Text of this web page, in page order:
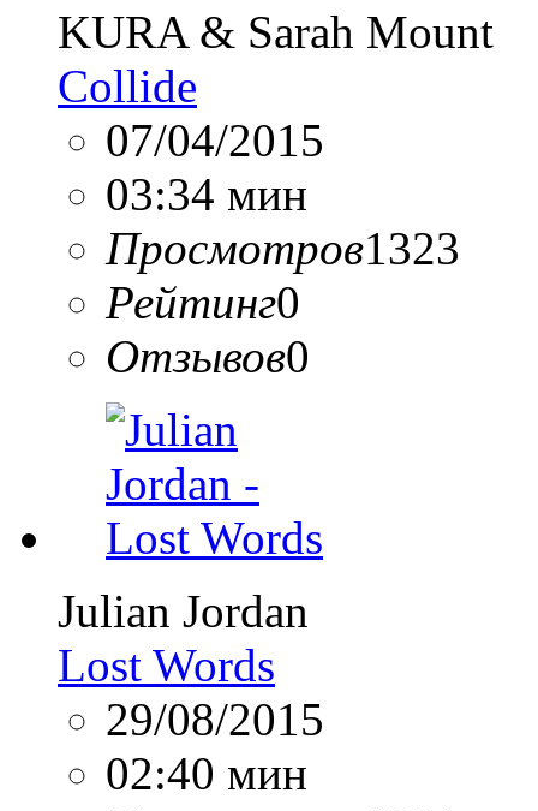
KURA & Sarah Mount
Collide
07/04/2015
03:34 мин
Просмотров1323
Рейтинг0
Отзывов0
Julian Jordan
Lost Words
29/08/2015
02:40 мин